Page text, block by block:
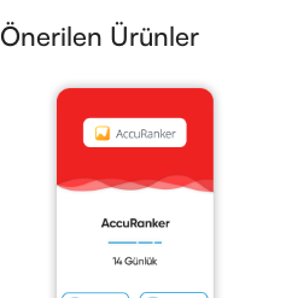
Önerilen Ürünler